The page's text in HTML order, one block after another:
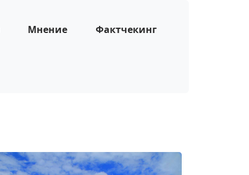
Мнение Фактчекинг